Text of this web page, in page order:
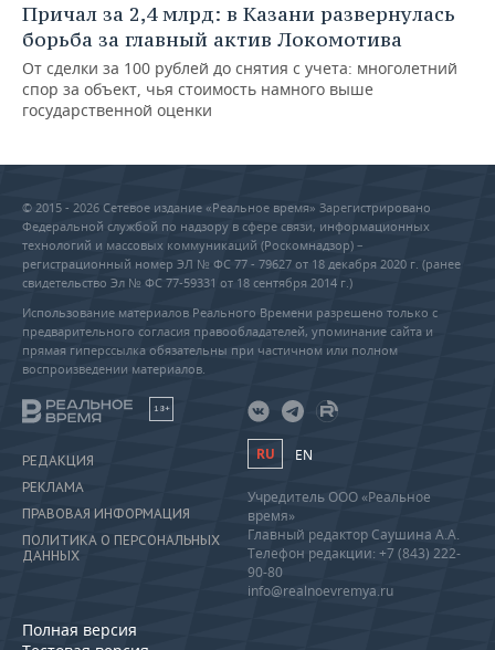
Причал за 2,4 млрд: в Казани развернулась
борьба за главный актив Локомотива
От сделки за 100 рублей до снятия с учета: многолетний
спор за объект, чья стоимость намного выше
государственной оценки
© 2015 - 2026 Сетевое издание «Реальное время» Зарегистрировано
Федеральной службой по надзору в сфере связи, информационных
технологий и массовых коммуникаций (Роскомнадзор) –
регистрационный номер ЭЛ № ФС 77 - 79627 от 18 декабря 2020 г. (ранее
свидетельство Эл № ФС 77-59331 от 18 сентября 2014 г.)
Использование материалов Реального Времени разрешено только с
предварительного согласия правообладателей, упоминание сайта и
прямая гиперссылка обязательны при частичном или полном
воспроизведении материалов.
18+
РЕДАКЦИЯ
РЕКЛАМА
ПРАВОВАЯ ИНФОРМАЦИЯ
ПОЛИТИКА О ПЕРСОНАЛЬНЫХ
ДАННЫХ
Полная версия
RU EN
Учредитель ООО «Реальное
время»
Главный редактор Саушина А.А.
Телефон редакции: +7 (843) 222-
90-80
info@realnoevremya.ru